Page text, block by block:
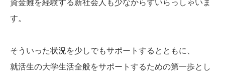
す。
そういった状況を少しでもサポートするとともに、
就活生の大学生活全般をサポートするための第一歩とし